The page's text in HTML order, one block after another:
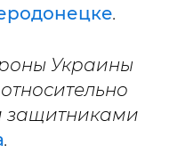
.
Украины
защитниками
.